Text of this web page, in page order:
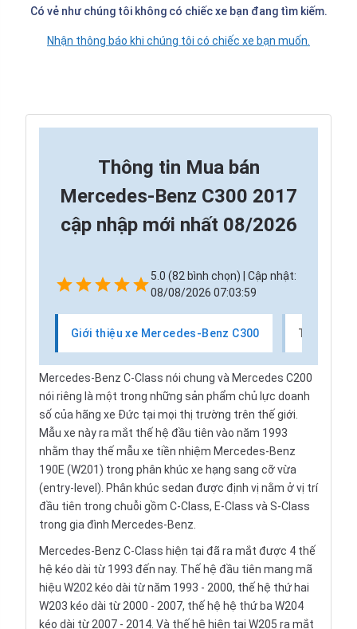
Có vẻ như chúng tôi không có chiếc xe bạn đang tìm kiếm.
Nhận thông báo khi chúng tôi có chiếc xe bạn muốn.
Thông tin Mua bán
Mercedes-Benz C300 2017
cập nhập mới nhất 08/2026
5.0 (82 bình chọn) | Cập nhật:
08/08/2026 07:03:59
Giới thiệu xe Mercedes-Benz C300 Thị
Mercedes-Benz C-Class nói chung và Mercedes C200
nói riêng là một trong những sản phẩm chủ lực doanh
số của hãng xe Đức tại mọi thị trường trên thế giới.
Mẫu xe này ra mắt thế hệ đầu tiên vào năm 1993
nhằm thay thế mẫu xe tiền nhiệm Mercedes-Benz
190E (W201) trong phân khúc xe hạng sang cỡ vừa
(entry-level). Phân khúc sedan được định vị nằm ở vị trí
đầu tiên trong chuỗi gồm C-Class, E-Class và S-Class
trong gia đình Mercedes-Benz.
Mercedes-Benz C-Class hiện tại đã ra mắt được 4 thế
hệ kéo dài từ 1993 đến nay. Thế hệ đầu tiên mang mã
hiệu W202 kéo dài từ năm 1993 - 2000, thế hệ thứ hai
W203 kéo dài từ 2000 - 2007, thế hệ hệ thứ ba W204
kéo dài từ 2007 - 2014. Và thế hệ hiện tại W205 ra mắt